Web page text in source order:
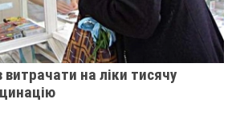
на ліки тисячу